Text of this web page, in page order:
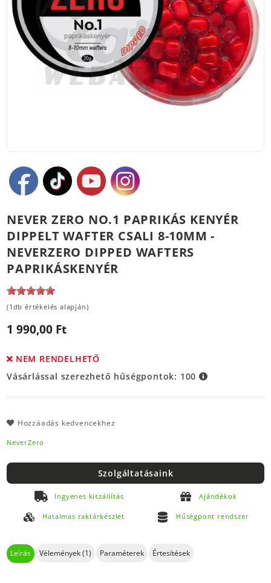
NEVER ZERO NO.1 PAPRIKÁS KENYÉR
DIPPELT WAFTER CSALI 8-10MM -
NEVERZERO DIPPED WAFTERS
PAPRIKÁSKENYÉR
(1db értékelés alapján)
1 990,00 Ft
NEM RENDELHETŐ
Vásárlással szerezhető hűségpontok: 100
Hozzáadás kedvencekhez
NeverZero
Szolgáltatásaink
Ingyenes kiszállítás Ajándékok
Hatalmas raktárkészlet Hűségpont rendszer
Leírás Vélemények (1) Paraméterek Értesítések